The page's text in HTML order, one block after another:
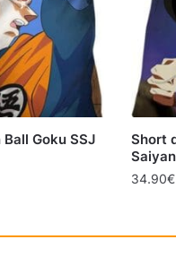
Goku SSJ
Short
Saiyan
34.90€